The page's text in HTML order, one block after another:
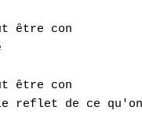
être con
être con
reflet de ce qu'on